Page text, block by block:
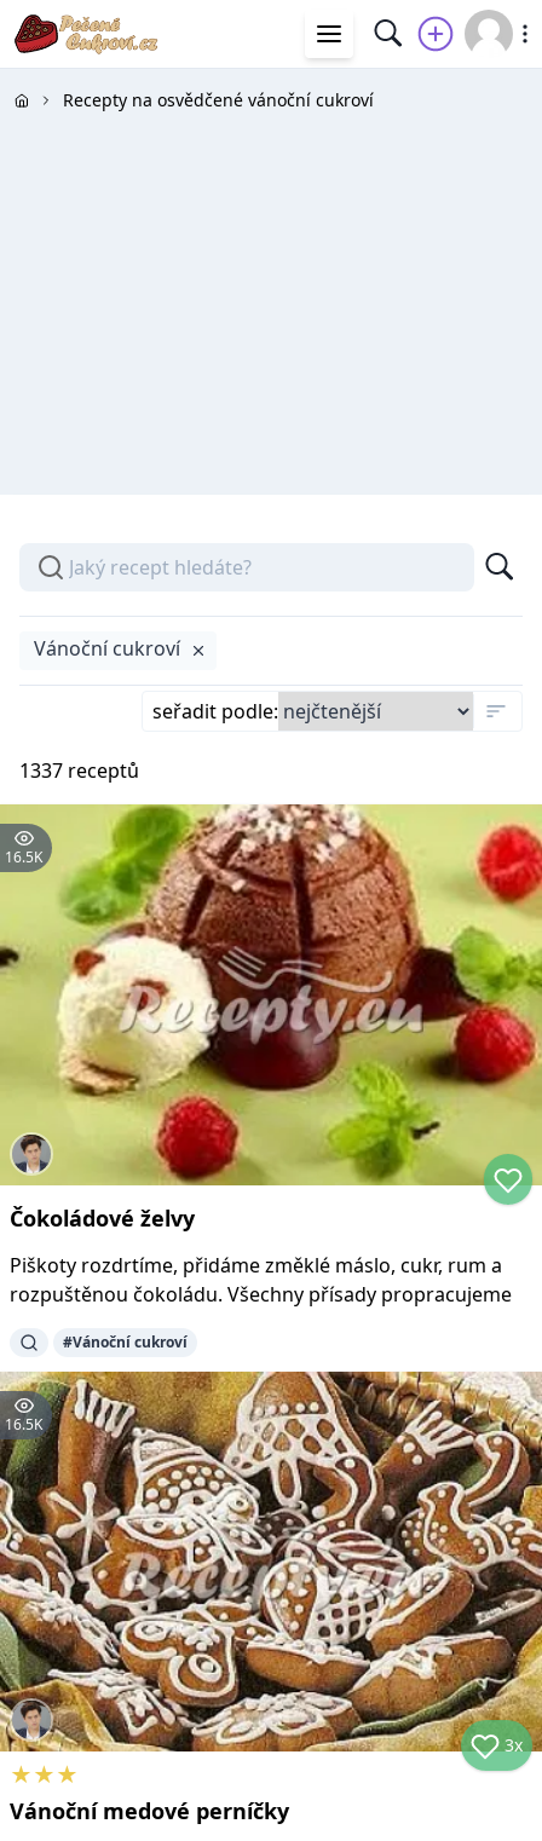
Recepty na osvědčené vánoční cukroví
Vánoční cukroví
seřadit podle:
1337 receptů
16.5K
Čokoládové želvy
Piškoty rozdrtíme, přidáme změklé máslo, cukr, rum a
rozpuštěnou čokoládu. Všechny přísady propracujeme
#Vánoční cukroví
16.5K
3x
★★★
Vánoční medové perníčky